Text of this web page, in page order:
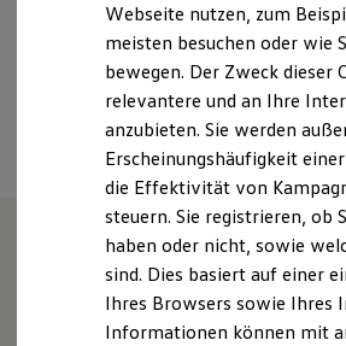
Laden
Laden unterwegs
Laden Zuhause
Ladestationen finden
Ladezeitensimulator
Batterie
Sicherheit
Garantie und
Nachhaltigkeit
Technologie
Kosten und Kauf
Verbrauchskosten
Kaufoptionen
E-Auto-Förderung
Software und Konnektivität
Ansprechpartner
Unsere Leistungen
Überblick
Webseite nutzen, zum
meisten besuchen oder wie
bewegen. Der Zweck dieser
relevantere und an Ihre
anzubieten. Sie werden
Erscheinungshäufigkeit
die Effektivität von
steuern. Sie registrieren, ob
haben oder nicht, sowie
sind. Dies basiert auf einer
Ihres Browsers sowie Ihres
Informationen können mit